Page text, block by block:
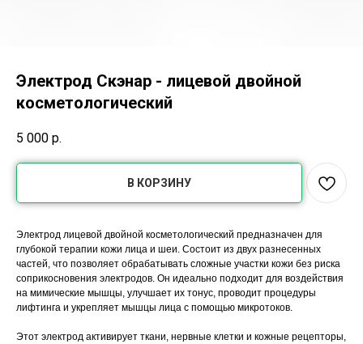
Электрод Скэнар - лицевой двойной
косметологический
5 000 р.
В КОРЗИНУ
Электрод лицевой двойной косметологический предназначен для
глубокой терапии кожи лица и шеи. Состоит из двух разнесенных
частей, что позволяет обрабатывать сложные участки кожи без риска
соприкосновения электродов. Он идеально подходит для воздействия
на мимические мышцы, улучшает их тонус, проводит процедуры
лифтинга и укрепляет мышцы лица с помощью микротоков.
Этот электрод активирует ткани, нервные клетки и кожные рецепторы,